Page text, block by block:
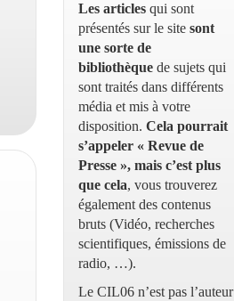
Les articles qui sont
présentés sur le site sont
une sorte de
bibliothèque de sujets qui
sont traités dans différents
média et mis à votre
disposition. Cela pourrait
s’appeler « Revue de
Presse », mais c’est plus
que cela, vous trouverez
également des contenus
bruts (Vidéo, recherches
scientifiques, émissions de
radio, …).
Le CIL06 n’est pas l’auteur